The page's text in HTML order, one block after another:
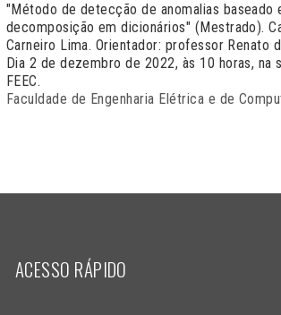
"Método de detecção de anomalias baseado
decomposição em dicionários" (Mestrado).
Carneiro Lima. Orientador: professor Renato
Dia 2 de dezembro de 2022, às 10 horas, na
FEEC.
Faculdade de Engenharia Elétrica e de
ACESSO RÁPIDO